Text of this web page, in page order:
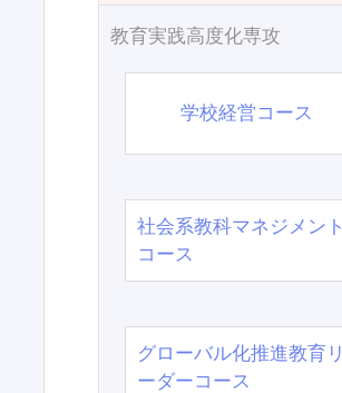
教育実践高度化専攻
学校経営コース
社会系教科マネジメント
コース
グローバル化推進教育リ
ーダーコース